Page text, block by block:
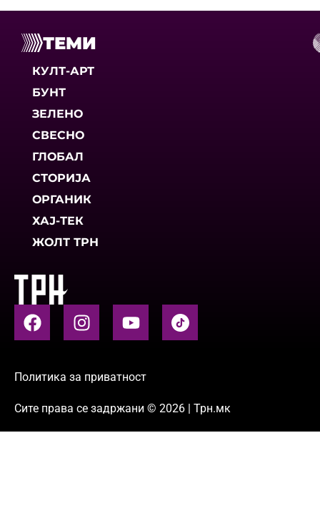
ТЕМИ
КУЛТ-АРТ
БУНТ
ЗЕЛЕНО
СВЕСНО
ГЛОБАЛ
СТОРИЈА
ОРГАНИК
ХАЈ-ТЕК
ЖОЛТ ТРН
Политика за приватност
Сите права се задржани © 2026 | Трн.мк